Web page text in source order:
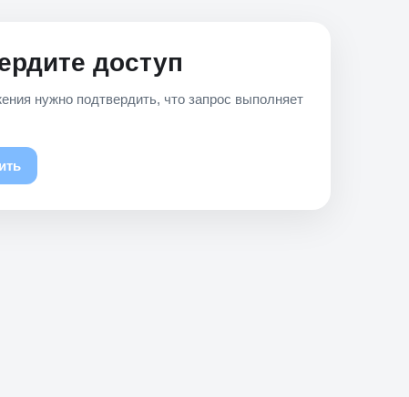
доступ
нужно подтвердить, что запрос выполняет